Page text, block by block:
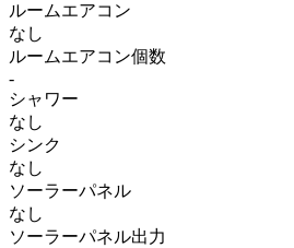
ルームエアコン
なし
ルームエアコン個数
-
シャワー
なし
シンク
なし
ソーラーパネル
なし
ソーラーパネル出力